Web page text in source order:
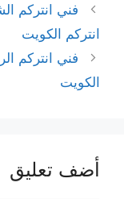
انتركم الكويت
الكويت
أضف تعليق